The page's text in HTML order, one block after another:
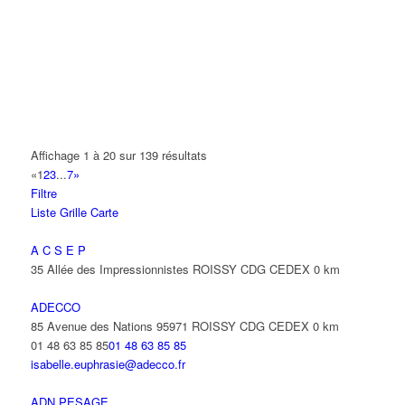
01 48 63 67 2201 48 63 67 22
ANIXTER FRANCE SARL
22 Avenue des Nations 93420 VILLEPINTE
beatrice.warnier@amixter.com
ANTAYA FREDERIC
15 Avenue des Fougères 93420 VILLEPINTE
ANTENPLUS
68 Avenue Diderot 93420 VILLEPINTE
ANTOFREDO
Affichage 1 à 20 sur 139 résultats
«123...7»
Filtre
Liste Grille Carte
A C S E P
35 Allée des Impressionnistes ROISSY CDG CEDEX 0 km
ADECCO
85 Avenue des Nations 95971 ROISSY CDG CEDEX 0 km
01 48 63 85 8501 48 63 85 85
isabelle.euphrasie@adecco.fr